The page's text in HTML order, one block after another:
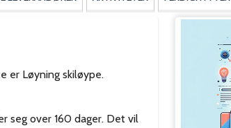
er Løyning skiløype.
seg over 160 dager. Det vil